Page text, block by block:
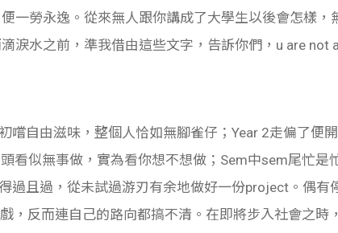
一勞永逸。從來無人跟你講成了大學生以後會怎樣，
淚水之前，準我借由這些文字，告訴你們，u are not
嚐自由滋味，整個人恰如無腳雀仔；Year 2走偏了便
看似無事做，實為看你想不想做；Sem中sem尾忙
過且過，從未試過游刃有余地做好一份project。偶有
，反而連自己的路向都搞不清。在即將步入社會之時